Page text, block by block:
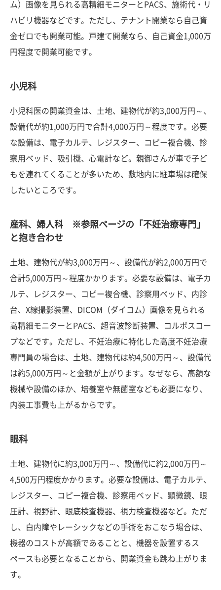
ム）画像を見られる高精細モニターとPACS、施術代・リ
ハビリ機器などです。ただし、テナント開業なら自己資
金ゼロでも開業可能。戸建て開業なら、自己資金1,000万
円程度で開業可能です。
小児科
小児科医の開業資金は、土地、建物代が約3,000万円～、
設備代が約1,000万円で合計4,000万円～程度です。必要
な設備は、電子カルテ、レジスター、コピー複合機、診
察用ベッド、吸引機、心電計など。親御さんが車で子ど
もを連れてくることが多いため、敷地内に駐車場は確保
したいところです。
産科、婦人科 ※参照ページの「不妊治療専門」
と抱き合わせ
土地、建物代が約3,000万円～、設備代が約2,000万円で
合計5,000万円～程度かかります。必要な設備は、電子カ
ルテ、レジスター、コピー複合機、診察用ベッド、内診
台、X線撮影装置、DICOM（ダイコム）画像を見られる
高精細モニターとPACS、超音波診断装置、コルポスコー
プなどです。ただし、不妊治療に特化した高度不妊治療
専門員の場合は、土地、建物代は約4,500万円～、設備代
は約5,000万円～と金額が上がります。なぜなら、高額な
機械や設備のほか、培養室や無菌室なども必要になり、
内装工事費も上がるからです。
眼科
土地、建物代に約3,000万円～、設備代に約2,000万円～
4,500万円程度かかります。必要な設備は、電子カルテ、
レジスター、コピー複合機、診察用ベッド、顕微鏡、眼
圧計、視野計、眼底検査機器、視力検査機器など。ただ
し、白内障やレーシックなどの手術をおこなう場合は、
機器のコストが高額であることと、機器を設置するス
ペースも必要となることから、開業資金も跳ね上がりま
す。